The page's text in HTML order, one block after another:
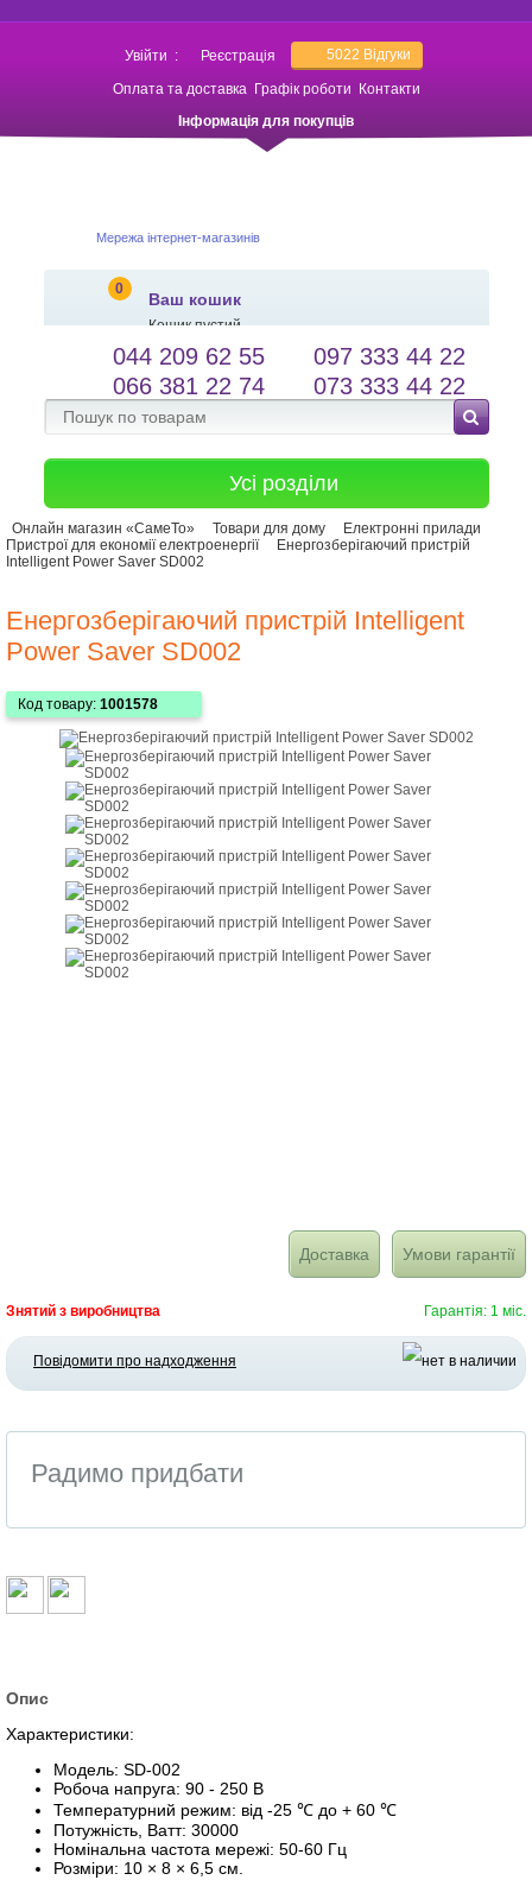
Увійти : Реєстрація 5022 Відгуки
Оплата та доставка Графік роботи
Контакти
Інформація для покупців
Мережа інтернет-магазинів
0
Ваш кошик
Кошик пустий
salessameto@gmail.com
Зворотній зв'язок
Мова сайту
044 209 62 55
097 333 44 22
066 381 22 74
073 333 44 22
Усі розділи
Онлайн магазин «СамеТо» Товари для дому
Електронні прилади
Пристрої для економії електроенергії
Енергозберігаючий пристрій
Intelligent Power Saver SD002
Енергозберігаючий пристрій Intelligent
Power Saver SD002
Код товару: 1001578
Доставка Умови гарантії
Знятий з виробництва Гарантія: 1 міс.
Повідомити про надходження
Радимо придбати
Опис
Характеристики:
Модель: SD-002
Робоча напруга: 90 - 250 В
Температурний режим: від -25 ℃ до + 60 ℃
Потужність, Ватт: 30000
Номінальна частота мережі: 50-60 Гц
Розміри: 10 × 8 × 6,5 см.